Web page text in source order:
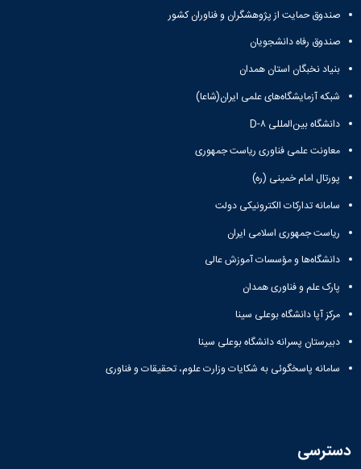
صندوق حمایت از پژوهشگران و فناوران کشور
صندوق رفاه دانشجویان
بنیاد نخبگان استان همدان
شبکه آزمایشگاه‌های علمی ایران(شاعا)
دانشگاه بین‌المللی D-۸
معاونت علمی فناوری ریاست جمهوری
پورتال امام خمینی (ره)
سامانه تدارکات الکترونیکی دولت
ریاست جمهوری اسلامی ایران
دانشگاه‌ها و مؤسسات آموزش عالی
پارک علم و فناوری همدان
مرکز آپا دانشگاه بوعلی سینا
دبیرستان پسرانه دانشگاه بوعلی سینا
سامانه پاسخگوئی به شکایات وزارت علوم، تحقیقات و فناوری
دسترسی